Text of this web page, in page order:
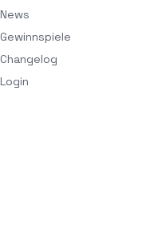
News
Gewinnspiele
Changelog
Login